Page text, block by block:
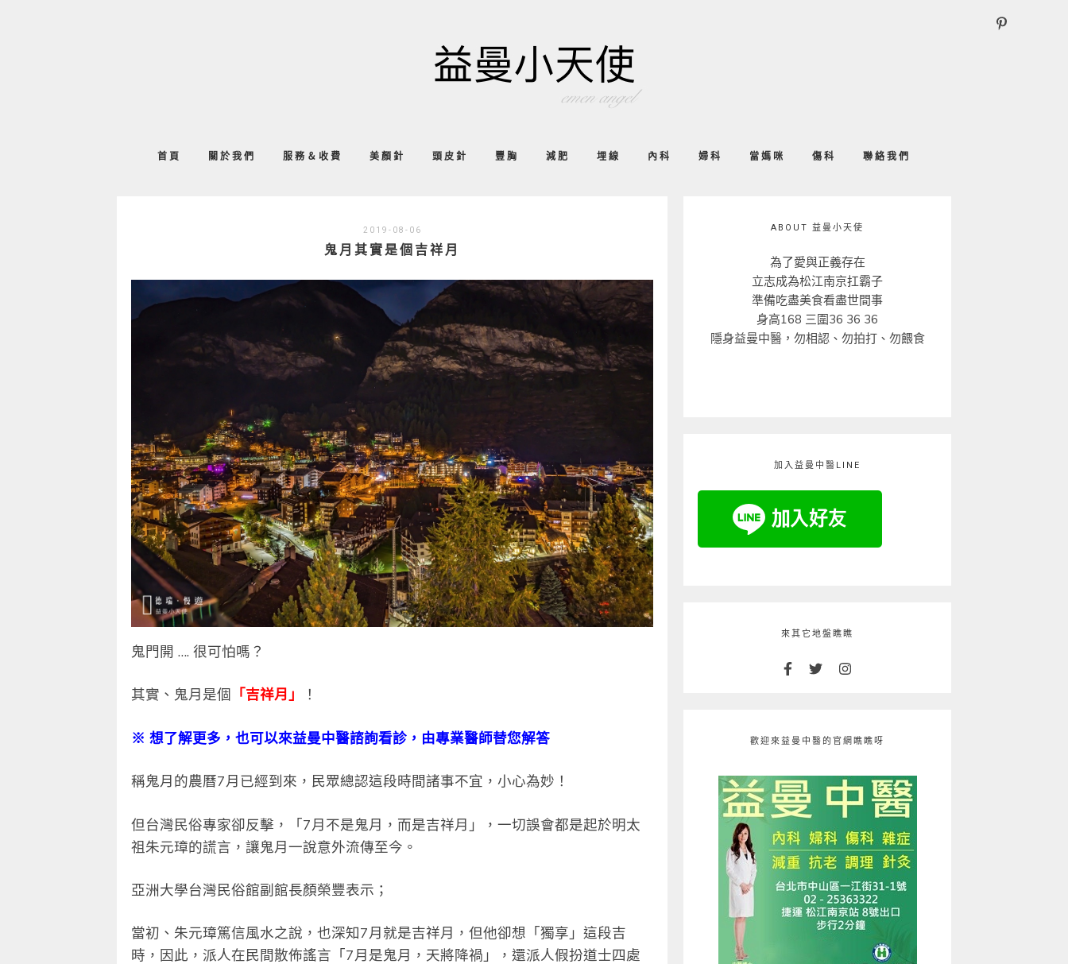
首頁 關於我們 服務＆收費 美顏針 頭皮針 豐胸 減肥 埋線 內科 婦科 當媽咪 傷科 聯絡我們
2019-08-06
鬼月其實是個吉祥月
鬼門開 …. 很可怕嗎？
其實、鬼月是個 「吉祥月」 ！
※ 想了解更多，也可以來益曼中醫諮詢看診，由專業醫師替您解答
稱鬼月的農曆7月已經到來，民眾總認這段時間諸事不宜，小心為妙！
但台灣民俗專家卻反擊，「7月不是鬼月，而是吉祥月」，一切誤會都是起於明太
祖朱元璋的謊言，讓鬼月一說意外流傳至今。
亞洲大學台灣民俗館副館長顏榮豐表示；
當初、朱元璋篤信風水之說，也深知7月就是吉祥月，但他卻想「獨享」這段吉
時，因此，派人在民間散佈謠言「7月是鬼月，天將降禍」，還派人假扮道士四處
ABOUT 益曼小天使
為了愛與正義存在
立志成為松江南京扛霸子
準備吃盡美食看盡世間事
身高168 三圍36 36 36
隱身益曼中醫，勿相認、勿拍打、勿餵食
加入益曼中醫LINE
來其它地盤瞧瞧
歡迎來益曼中醫的官網瞧瞧呀